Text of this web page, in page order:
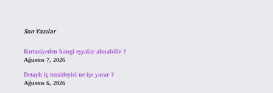
Son Yazılar
Kırtasiyeden hangi eşyalar alınabilir ?
Ağustos 7, 2026
Detaylı iç temizleyici ne işe yarar ?
Ağustos 6, 2026